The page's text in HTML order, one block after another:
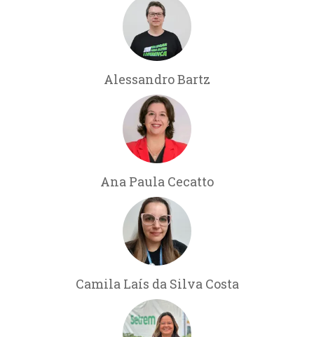
Alessandro Bartz
Ana Paula Cecatto
Camila Laís da Silva Costa